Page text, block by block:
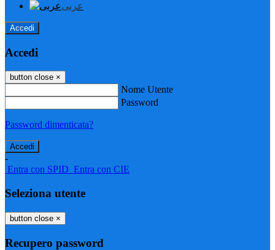
عربى
Accedi
Accedi
button close ×
Nome Utente
Password
Password dimenticata?
-
Entra con SPID Entra con CIE
Seleziona utente
button close ×
Recupero password